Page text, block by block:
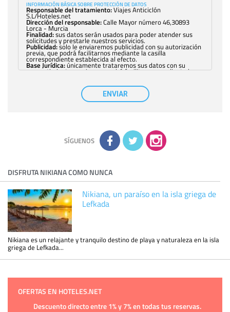
INFORMACIÓN BÁSICA SOBRE PROTECCIÓN DE DATOS
Responsable del tratamiento:Viajes Anticiclón
S.L/Hoteles.net
Dirección del responsable:Calle Mayor número 46,30893
Lorca - Murcia
Finalidad:sus datos serán usados para poder atender sus
solicitudes y prestarle nuestros servicios.
Publicidad:solo le enviaremos publicidad con su autorización
previa, que podrá facilitarnos mediante la casilla
correspondiente establecida al efecto.
Base Jurídica:únicamente trataremos sus datos con su
consentimiento previo, que podrá facilitarnos mediante la
con carácter general, sólo el personal de
nuestra entidad que esté debidamente autorizado podrá
tener conocimiento de la información que le pedimos. No se
comunicarán datos a terceros.
adicional y detallada sobre cómo tratamos sus datos en la
política de privacidad
ENVIAR
SÍGUENOS
DISFRUTA NIKIANA COMO NUNCA
Nikiana, un paraíso en la isla griega de
Lefkada
Nikiana es un relajante y tranquilo destino de playa y naturaleza en la isla
griega de Lefkada...
OFERTAS EN HOTELES.NET
Descuento directo entre 1% y 7% en todas tus reservas.